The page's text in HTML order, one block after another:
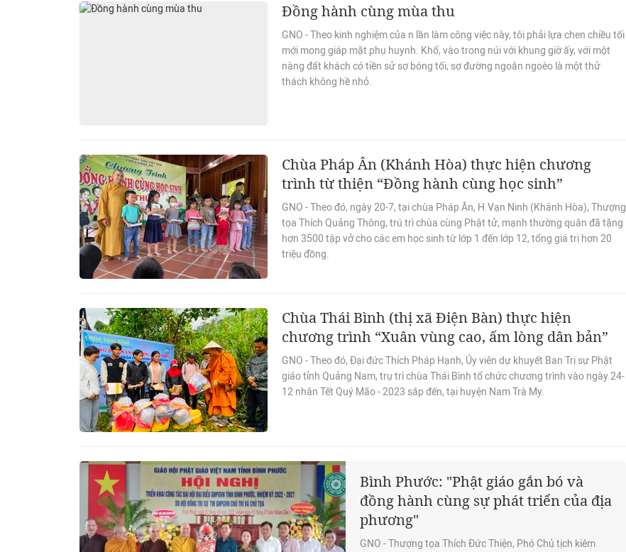
Đồng hành cùng mùa thu
GNO - Theo kinh nghiệm của n lần làm công việc này, tôi phải lựa chen chiều tối
mới mong giáp mặt phụ huynh. Khổ, vào trong núi với khung giờ ấy, với một
nàng đất khách có tiền sử sợ bóng tối, sợ đường ngoằn ngoèo là một thử
thách không hề nhỏ.
Chùa Pháp Ân (Khánh Hòa) thực hiện chương
trình từ thiện “Đồng hành cùng học sinh”
GNO - Theo đó, ngày 20-7, tại chùa Pháp Ân, H.Vạn Ninh (Khánh Hòa), Thượng
tọa Thích Quảng Thông, trú trì chùa cùng Phật tử, mạnh thường quân đã tặng
hơn 3500 tập vở cho các em học sinh từ lớp 1 đến lớp 12, tổng giá trị hơn 20
triệu đồng.
Chùa Thái Bình (thị xã Điện Bàn) thực hiện
chương trình “Xuân vùng cao, ấm lòng dân bản”
GNO - Theo đó, Đại đức Thích Pháp Hạnh, Ủy viên dự khuyết Ban Trị sự Phật
giáo tỉnh Quảng Nam, trụ trì chùa Thái Bình tổ chức chương trình vào ngày 24-
12 nhân Tết Quý Mão - 2023 sắp đến, tại huyện Nam Trà My.
Bình Phước: "Phật giáo gắn bó và
đồng hành cùng sự phát triển của địa
phương"
GNO - Thượng tọa Thích Đức Thiện, Phó Chủ tịch kiêm